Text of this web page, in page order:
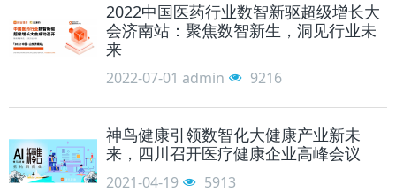
2022中国医药行业数智新驱超级增长大
会济南站：聚焦数智新生，洞见行业未
来
2022-07-01 admin 9216
神鸟健康引领数智化大健康产业新未
来，四川召开医疗健康企业高峰会议
2021-04-19 5913